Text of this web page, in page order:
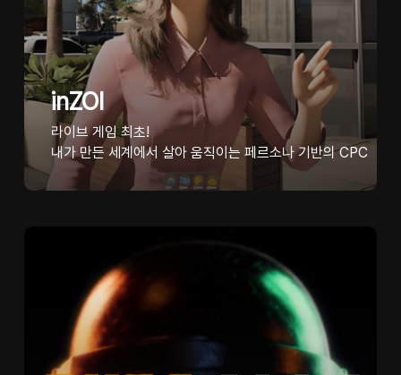
inZOI
라이브 게임 최초!
내가 만든 세계에서 살아 움직이는 페르소나 기반의 CPC